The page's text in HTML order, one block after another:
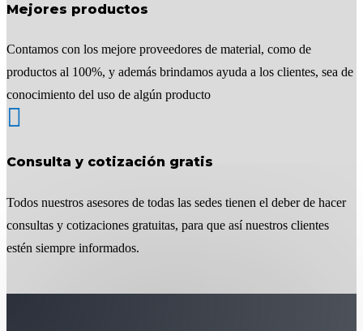
Mejores productos
Contamos con los mejore proveedores de material, como de
productos al 100%, y además brindamos ayuda a los clientes, sea de
conocimiento del uso de algún producto

Consulta y cotización gratis
Todos nuestros asesores de todas las sedes tienen el deber de hacer
consultas y cotizaciones gratuitas, para que así nuestros clientes
estén siempre informados.